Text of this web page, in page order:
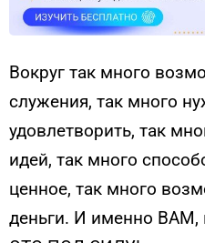
Вокруг так много
служения, так много
удовлетворить, так
идей, так много
ценное, так много
деньги. И именно ВАМ,